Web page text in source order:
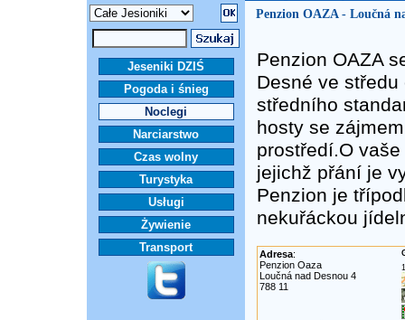
Jeseniki DZIŚ
Pogoda i śnieg
Noclegi
Narciarstwo
Czas wolny
Turystyka
Usługi
Żywienie
Transport
Penzion OAZA - Loučná
Penzion OAZA
Desné ve
středního
hosty se
prostředí.O
jejichž přání je
Penzion je
nekuřáckou
Adresa:
Penzion Oaza
Loučná nad Desnou 4
788 11